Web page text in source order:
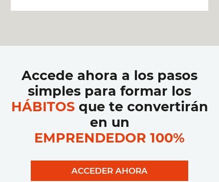
Accede ahora a los pasos
simples para formar los
HÁBITOSque te convertirán
en un
EMPRENDEDOR 100%
ACCEDER AHORA